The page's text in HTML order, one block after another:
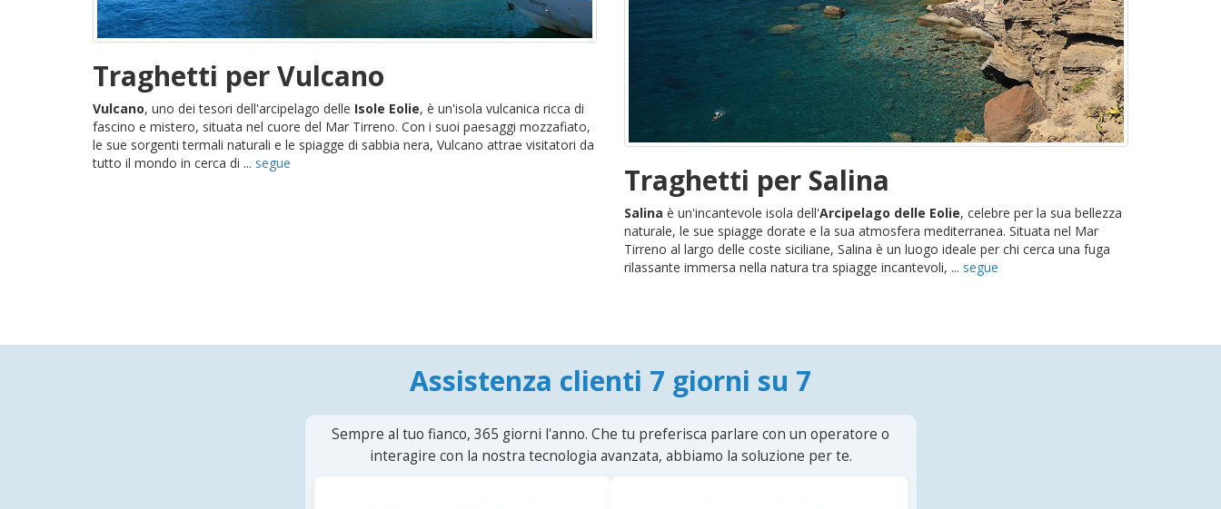
Traghetti per Vulcano
Vulcano, uno dei tesori dell'arcipelago delle Isole Eolie, è un'isola vulcanica ricca di
fascino e mistero, situata nel cuore del Mar Tirreno. Con i suoi paesaggi mozzafiato,
le sue sorgenti termali naturali e le spiagge di sabbia nera, Vulcano attrae visitatori da
tutto il mondo in cerca di ... segue Traghetti per Salina
Salina è un'incantevole isola dell'Arcipelago delle Eolie, celebre per la sua bellezza
naturale, le sue spiagge dorate e la sua atmosfera mediterranea. Situata nel Mar
Tirreno al largo delle coste siciliane, Salina è un luogo ideale per chi cerca una fuga
rilassante immersa nella natura tra spiagge incantevoli, ... segue
Assistenza clienti 7 giorni su 7
Sempre al tuo fianco, 365 giorni l'anno. Che tu preferisca parlare con un operatore o
interagire con la nostra tecnologia avanzata, abbiamo la soluzione per te.